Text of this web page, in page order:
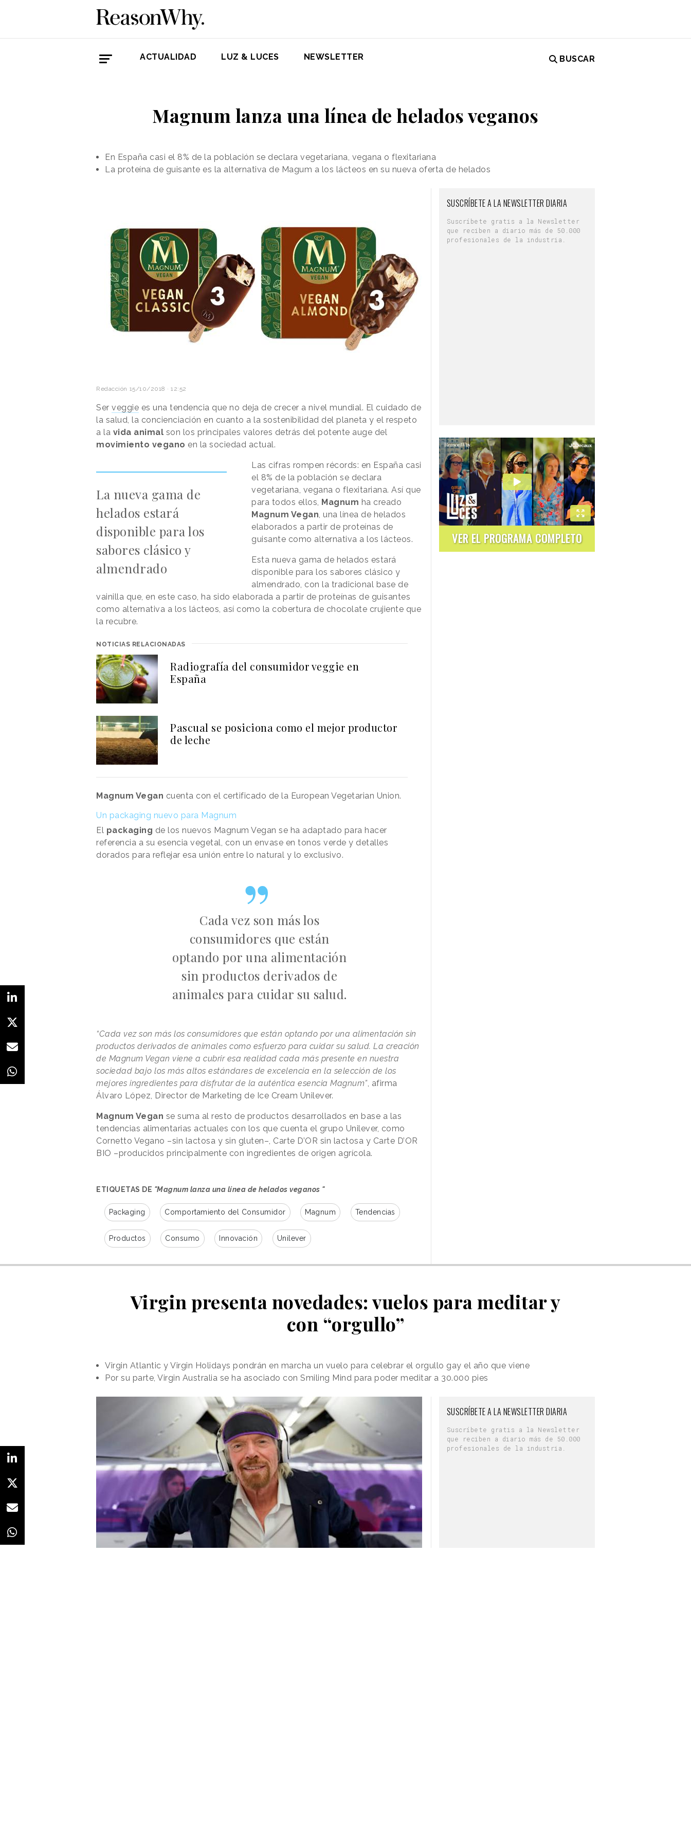
ACTUALIDAD LUZ & LUCES NEWSLETTER BUSCAR
Magnum lanza una línea de helados veganos
En España casi el 8% de la población se declara vegetariana, vegana o flexitariana
La proteína de guisante es la alternativa de Magum a los lácteos en su nueva oferta de helados
Redacción 15/10/2018 · 12:52
Ser veggie es una tendencia que no deja de crecer a nivel mundial. El cuidado de
la salud, la concienciación en cuanto a la sostenibilidad del planeta y el respeto
a la vida animal son los principales valores detrás del potente auge del
movimiento vegano en la sociedad actual.
La nueva gama de
helados estará
disponible para los
sabores clásico y
almendrado
Las cifras rompen récords: en España casi
el 8% de la población se declara
vegetariana, vegana o flexitariana. Así que
para todos ellos, Magnum ha creado
Magnum Vegan , una línea de helados
elaborados a partir de proteínas de
guisante como alternativa a los lácteos.
Esta nueva gama de helados estará
disponible para los sabores clásico y
almendrado, con la tradicional base de
vainilla que, en este caso, ha sido elaborada a partir de proteínas de guisantes
como alternativa a los lácteos, así como la cobertura de chocolate crujiente que
la recubre.
NOTICIAS RELACIONADAS
Radiografía del consumidor veggie en
España
Pascual se posiciona como el mejor productor
de leche
Magnum Vegan cuenta con el certificado de la European Vegetarian Union.
Un packaging nuevo para Magnum
El packaging de los nuevos Magnum Vegan se ha adaptado para hacer
referencia a su esencia vegetal, con un envase en tonos verde y detalles
dorados para reflejar esa unión entre lo natural y lo exclusivo.
Cada vez son más los
consumidores que están
optando por una alimentación
sin productos derivados de
animales para cuidar su salud.
“Cada vez son más los consumidores que están optando por una alimentación sin
productos derivados de animales como esfuerzo para cuidar su salud. La creación
de Magnum Vegan viene a cubrir esa realidad cada más presente en nuestra
sociedad bajo los más altos estándares de excelencia en la selección de los
mejores ingredientes para disfrutar de la auténtica esencia Magnum”, afirma
Álvaro López, Director de Marketing de Ice Cream Unilever.
Magnum Vegan se suma al resto de productos desarrollados en base a las
tendencias alimentarias actuales con los que cuenta el grupo Unilever, como
Cornetto Vegano –sin lactosa y sin gluten–, Carte D’OR sin lactosa y Carte D’OR
BIO –producidos principalmente con ingredientes de origen agrícola.
ETIQUETAS DE "Magnum lanza una línea de helados veganos "
Packaging Comportamiento del Consumidor Magnum Tendencias
Productos Consumo Innovación Unilever
SUSCRÍBETE A LA NEWSLETTER DIARIA
Suscríbete gratis a la Newsletter
que reciben a diario más de 50.000
profesionales de la industria.
VER EL PROGRAMA COMPLETO
Virgin presenta novedades: vuelos para meditar y
con “orgullo”
Virgin Atlantic y Virgin Holidays pondrán en marcha un vuelo para celebrar el orgullo gay el año que viene
Por su parte, Virgin Australia se ha asociado con Smiling Mind para poder meditar a 30.000 pies
SUSCRÍBETE A LA NEWSLETTER DIARIA
Suscríbete gratis a la Newsletter
que reciben a diario más de 50.000
profesionales de la industria.